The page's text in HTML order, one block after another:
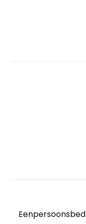
Eenpersoonsbed